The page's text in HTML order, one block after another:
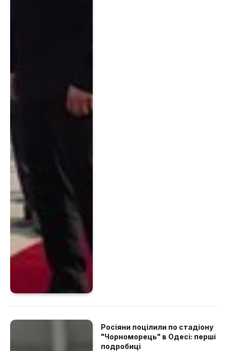
Росіяни поцілили по стадіону
"Чорноморець" в Одесі: перші
подробиці